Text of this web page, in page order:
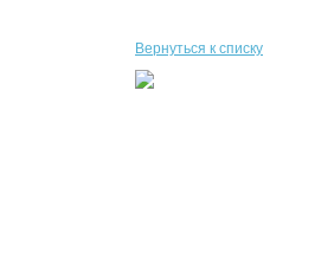
Вернуться к списку